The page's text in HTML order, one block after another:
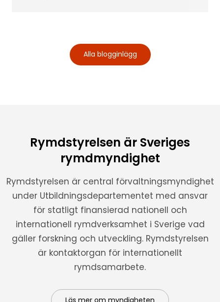
Alla blogginlägg
Rymdstyrelsen är Sveriges
rymdmyndighet
Rymdstyrelsen är central förvaltningsmyndighet
under Utbildningsdepartementet med ansvar
för statligt finansierad nationell och
internationell rymdverksamhet i Sverige vad
gäller forskning och utveckling. Rymdstyrelsen
är kontaktorgan för internationellt
rymdsamarbete.
Läs mer om myndigheten